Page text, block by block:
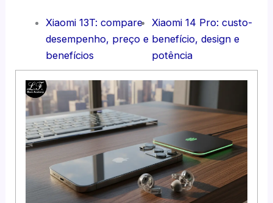
Xiaomi 13T: compare
desempenho, preço e
benefícios
Xiaomi 14 Pro: custo-
benefício, design e
potência